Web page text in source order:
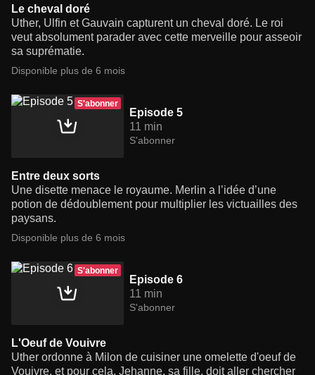
Le cheval doré
Uther, Ulfin et Gauvain capturent un cheval doré. Le roi
veut absolument parader avec cette merveille pour asseoir
sa suprématie.
Disponible plus de 6 mois
S'abonner
Episode 5
11 min
S'abonner
Entre deux sorts
Une disette menace le royaume. Merlin a l’idée d’une
potion de dédoublement pour multiplier les victuailles des
paysans.
Disponible plus de 6 mois
S'abonner
Episode 6
11 min
S'abonner
L'Oeuf de Vouivre
Uther ordonne à Milon de cuisiner une omelette d'oeuf de
Vouivre, et pour cela, Jehanne, sa fille, doit aller chercher